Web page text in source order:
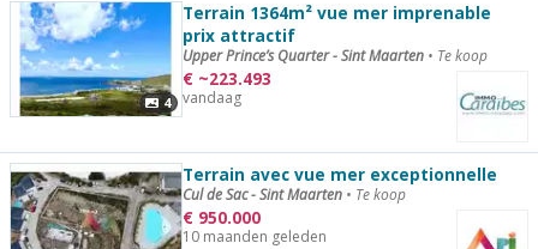
4
Terrain 1364m² vue mer imprenable
prix attractif
Upper Prince’s Quarter - Sint Maarten • Te koop
€ ~223.493
vandaag
Terrain avec vue mer exceptionnelle
Cul de Sac - Sint Maarten • Te koop
€ 950.000
10 maanden geleden